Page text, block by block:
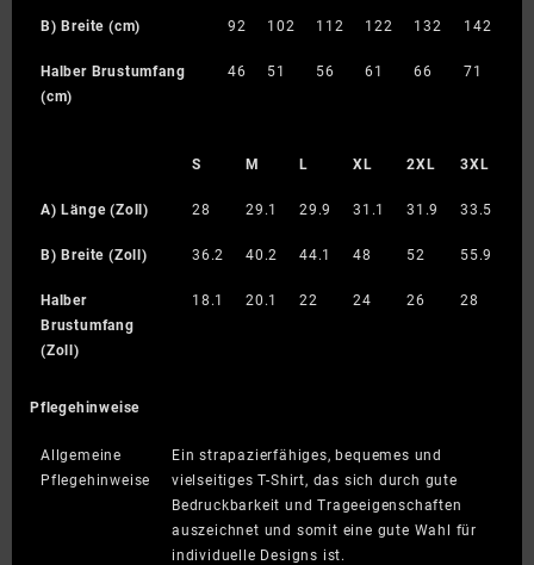
B) Breite (cm) 92 102 112 122 132 142
Halber Brustumfang
(cm)
46 51 56 61 66 71
S M L XL 2XL 3XL
A) Länge (Zoll) 28 29.1 29.9 31.1 31.9 33.5
B) Breite (Zoll) 36.2 40.2 44.1 48 52 55.9
Halber
Brustumfang
(Zoll)
18.1 20.1 22 24 26 28
Pflegehinweise
Allgemeine
Pflegehinweise
Ein strapazierfähiges, bequemes und
vielseitiges T-Shirt, das sich durch gute
Bedruckbarkeit und Trageeigenschaften
auszeichnet und somit eine gute Wahl für
individuelle Designs ist.